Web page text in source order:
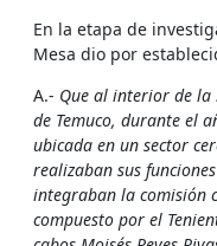
En la etapa de
Mesa dio por
A.- Que al interior de la
de Temuco, durante el
ubicada en un sector
realizaban sus
integraban la comisión
compuesto por el